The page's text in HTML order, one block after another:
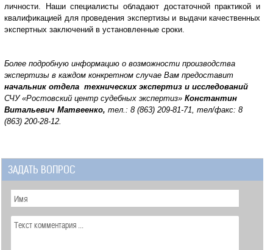
личности. Наши специалисты обладают достаточной практикой и
квалификацией для проведения экспертизы и выдачи качественных
экспертных заключений в установленные сроки.
Более подробную информацию о возможности производства
экспертизы в каждом конкретном случае Вам предоставит
начальник отдела технических экспертиз и исследований
СЧУ «Ростовский центр судебных экспертиз» Константин
Витальевич Матвеенко, тел.: 8 (863) 209-81-71, тел/факс: 8
(863) 200-28-12.
ЗАДАТЬ ВОПРОС